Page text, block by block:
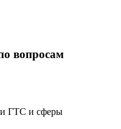
вопросам
ГТС и сферы